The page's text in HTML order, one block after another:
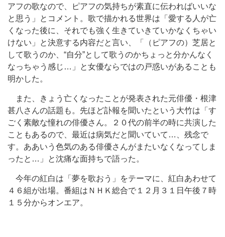
アフの歌なので、ピアフの気持ちが素直に伝わればいいな
と思う」とコメント。歌で描かれる世界は「愛する人が亡
くなった後に、それでも強く生きていきていかなくちゃい
けない」と決意する内容だと言い、「（ピアフの）芝居と
して歌うのか、“自分”として歌うのかちょっと分かんなく
なっちゃう感じ…」と女優ならではの戸惑いがあることも
明かした。
また、きょう亡くなったことが発表された元俳優・根津
甚八さんの話題も。先ほど訃報を聞いたという大竹は「す
ごく素敵な憧れの俳優さん。２０代の前半の時に共演した
こともあるので、最近は病気だと聞いていて…、残念で
す。ああいう色気のある俳優さんがまたいなくなってしま
ったと…」と沈痛な面持ちで語った。
今年の紅白は「夢を歌おう」をテーマに、紅白あわせて
４６組が出場。番組はＮＨＫ総合で１２月３１日午後７時
１５分からオンエア。